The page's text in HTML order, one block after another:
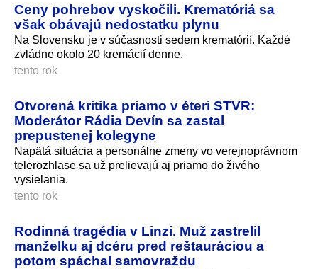
Ceny pohrebov vyskočili. Krematóriá sa
však obávajú nedostatku plynu
Na Slovensku je v súčasnosti sedem krematórií. Každé
zvládne okolo 20 kremácií denne.
tento rok
Otvorená kritika priamo v éteri STVR:
Moderátor Rádia Devín sa zastal
prepustenej kolegyne
Napätá situácia a personálne zmeny vo verejnoprávnom
telerozhlase sa už prelievajú aj priamo do živého
vysielania.
tento rok
Rodinná tragédia v Linzi. Muž zastrelil
manželku aj dcéru pred reštauráciou a
potom spáchal samovraždu